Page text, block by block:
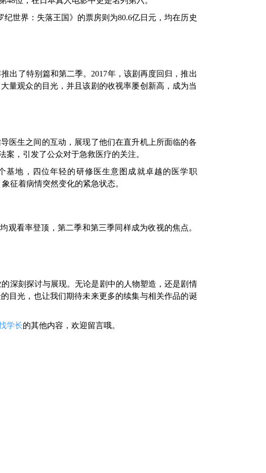
世界：失落王国》的票房则为80.6亿日元，均在历史
推出了特别篇和第二季。2017年，该剧再度回归，推出
量观众的目光，并且该剧的收视率屡创新高，成为当
医生之间的互动，展现了他们在直升机上所面临的各
，引发了公众对于急救医疗的关注。
基地，四位年轻的研修医生意图成就卓越的医学职
征着病情突然变化的紧急状态。
观看率登顶，第二季和第三季同样成为收视的焦点。
深刻探讨与展现。无论是剧中的人物塑造，还是剧情
目光，也让我们期待未来更多的续集与相关作品的诞
学长的其他内容，欢迎留言哦。